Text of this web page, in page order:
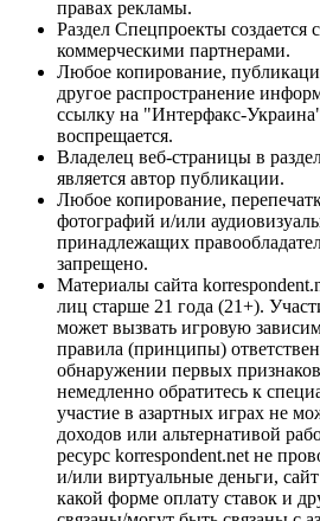
правах рекламы.
Раздел Спецпроекты создается
коммерческими партнерами.
Любое копирование,
другое распространение
ссылку на "Интерфакс-
воспрещается.
Владелец веб-страницы в
является автор публикации.
Любое копирование,
фотографий и/или
принадлежащих
запрещено.
Материалы сайта
лиц старше 21 года (21+).
может вызвать игровую
правила (принципы)
обнаружении первых
немедленно обратитесь к
участие в азартных играх не
доходов или альтернативой
ресурс korrespondent.net не
и/или виртуальные деньги,
какой форме оплату ставок и